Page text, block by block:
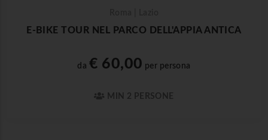
E-BIKE TOUR NEL PARCO DELL'APPIA ANTICA
da € 60,00 per persona
MIN 2 PERSONE